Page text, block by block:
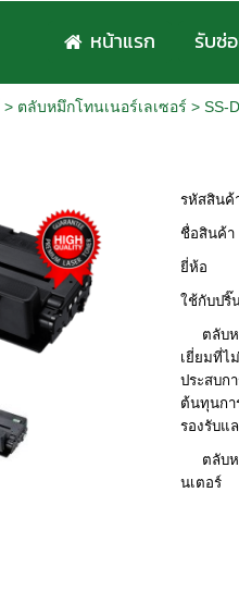
หน้าแรก รับซ่
> ตลับหมึกโทนเนอร์เลเซอร์ > SS-
รหัสสินค้
ชื่อสินค้
ยี่ห้อ
ใช้กับปริ๊
ตลับห
เยี่ยมที่ไ
ประสบก
ต้นทุนกา
รองรับแ
ตลับหมึ
นเตอร์